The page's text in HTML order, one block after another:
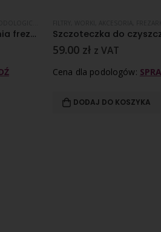
Szczoteczka do czyszczenia frezów diamentowych – nylon – 1 szt
59.00 zł z VAT
Cena dla podologów:
DODAJ DO KOSZYKA